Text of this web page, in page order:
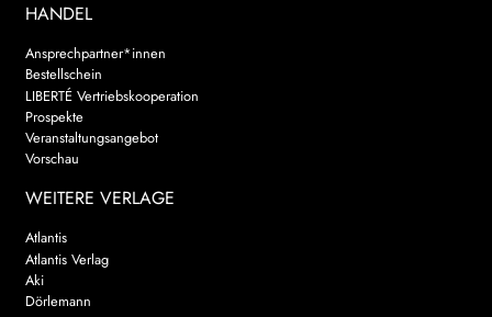
HANDEL
Ansprechpartner*innen
Bestellschein
LIBERTÉ Vertriebskooperation
Prospekte
Veranstaltungsangebot
Vorschau
WEITERE VERLAGE
Atlantis
Atlantis Verlag
Aki
Dörlemann